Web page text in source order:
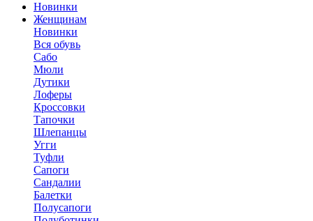
Новинки
Женщинам
Новинки
Вся обувь
Сабо
Мюли
Дутики
Лоферы
Кроссовки
Тапочки
Шлепанцы
Угги
Туфли
Сапоги
Сандалии
Балетки
Полусапоги